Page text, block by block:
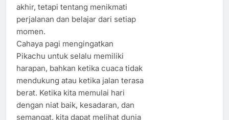
akhir, tetapi tentang menikmati
perjalanan dan belajar dari setiap
momen.
Cahaya pagi mengingatkan
Pikachu untuk selalu memiliki
harapan, bahkan ketika cuaca tidak
mendukung atau ketika jalan terasa
berat. Ketika kita memulai hari
dengan niat baik, kesadaran, dan
semangat, kita dapat melihat dunia